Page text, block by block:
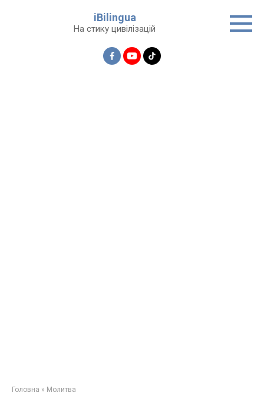
iBilingua
На стику цивілізацій
Головна » Молитва